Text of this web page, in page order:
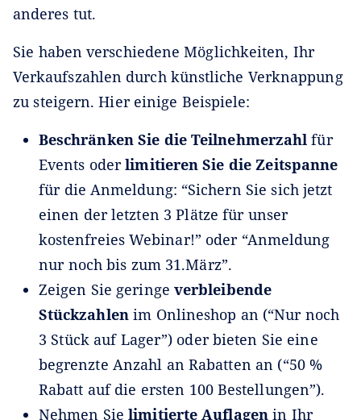
anderes tut.
Sie haben verschiedene Möglichkeiten, Ihr
Verkaufszahlen durch künstliche Verknappung
zu steigern. Hier einige Beispiele:
Beschränken Sie die Teilnehmerzahl für
Events oderlimitieren Sie die Zeitspanne
für die Anmeldung: “Sichern Sie sich jetzt
einen der letzten 3 Plätze für unser
kostenfreies Webinar!” oder “Anmeldung
nur noch bis zum 31.März”.
Zeigen Sie geringeverbleibende
Stückzahlenim Onlineshop an (“Nur noch
3 Stück auf Lager”) oder bieten Sie eine
begrenzte Anzahl an Rabatten an (“50 %
Rabatt auf die ersten 100 Bestellungen”).
Nehmen Sie limitierte Auflagenin Ihr